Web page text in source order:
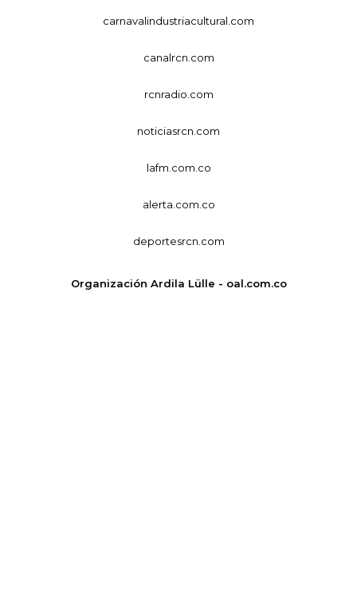
carnavalindustriacultural.com
canalrcn.com
rcnradio.com
noticiasrcn.com
lafm.com.co
alerta.com.co
deportesrcn.com
Organización Ardila Lülle - oal.com.co